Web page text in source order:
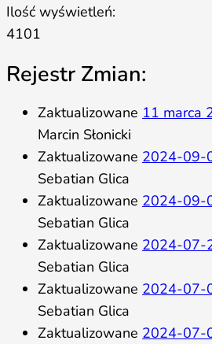
Ilość wyświetleń:
4101
Rejestr Zmian:
Zaktualizowane 11 marca
Marcin Słonicki
Zaktualizowane 2024-09-
Sebatian Glica
Zaktualizowane 2024-09-
Sebatian Glica
Zaktualizowane 2024-07-
Sebatian Glica
Zaktualizowane 2024-07-
Sebatian Glica
Zaktualizowane 2024-07-